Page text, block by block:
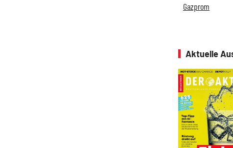
Gazprom
Aktuelle